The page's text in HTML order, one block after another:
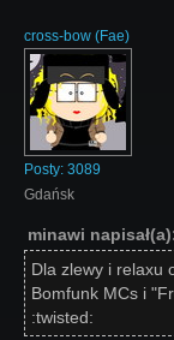
cross-bow (Fae)
Posty: 3089
Gdańsk
minawi
Dla zlewy i relaxu
Bomfunk MCs i
:twisted: